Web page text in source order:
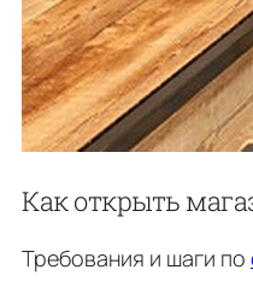
Как открыть
Требования и шаги по